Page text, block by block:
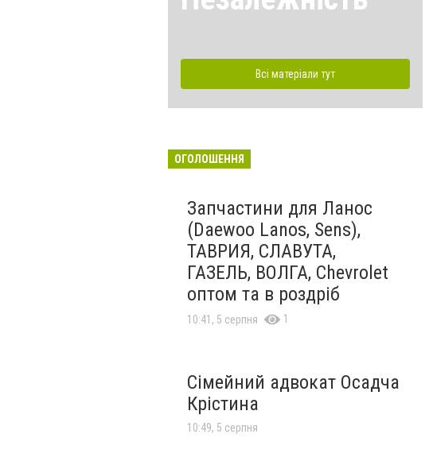
Всі матеріали тут
ОГОЛОШЕННЯ
Запчастини для Ланос
(Daewoo Lanos, Sens),
ТАВРИЯ, СЛАВУТА,
ГАЗЕЛЬ, ВОЛГА, Chevrolet
оптом та в роздріб
10:41, 5 серпня 1
Сімейний адвокат Осадча
Крістина
10:49, 5 серпня